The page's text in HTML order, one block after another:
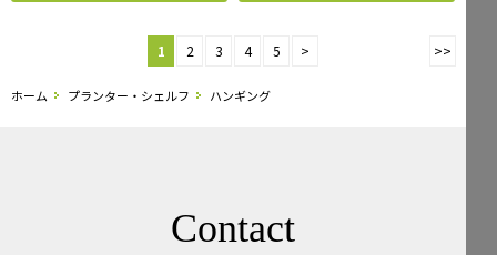
1 2 3 4 5 > >>
ホーム プランター・シェルフ ハンギング
Contact